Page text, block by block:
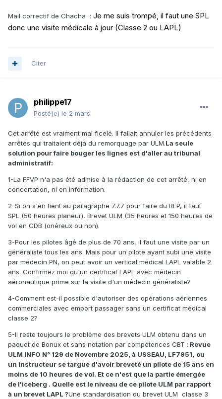
Mail correctif de Chacha : Je me suis trompé, il faut une SPL
donc une visite médicale à jour (Classe 2 ou LAPL)
Citer
philippe17
Posté(e) le 2 mars
Cet arrêté est vraiment mal ficelé. Il fallait annuler les précédents
arrêtés qui traitaient déjà du remorquage par ULM.La seule
solution pour faire bouger les lignes est d'aller au tribunal
administratif:
1-La FFVP n'a pas été admise à la rédaction de cet arrêté, ni en
concertation, ni en information.
2-Si on s'en tient au paragraphe 7.7.7 pour faire du REP, il faut
SPL (50 heures planeur), Brevet ULM (35 heures et 150 heures de
vol en CDB (onéreux ou non).
3-Pour les pilotes âgé de plus de 70 ans, il faut une visite par un
généraliste tous les ans. Mais pour un pilote ayant subi une visite
par médecin PN, on peut avoir un vertical médical LAPL valable 2
ans. Confirmez moi qu'un certificat LAPL avec médecin
aéronautique prime sur la visite d'un médecin généraliste?
4-Comment est-il possible d'autoriser des opérations aériennes
commerciales avec emport passager sans un certificat médical
classe 2?
5-Il reste toujours le problème des brevets ULM obtenu dans un
paquet de Bonux et sans notation par compétences CBT : Revue
ULM INFO N° 129 de Novembre 2025, à USSEAU, LF7951, ou
un instructeur se targue d'avoir breveté un pilote de 15 ans en
moins de 10 heures de vol. Et ce n'est que la partie émergée
de l'iceberg . Quelle est le niveau de ce pilote ULM par rapport
à un brevet LAPL ?Une standardisation du brevet ULM classe 3